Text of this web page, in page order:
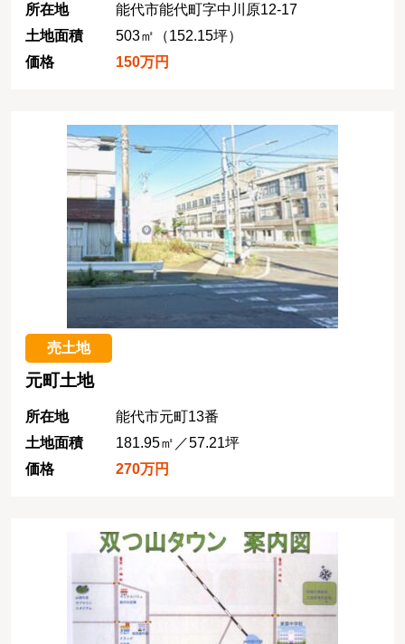
所在地
能代市能代町字中川原12-17
土地面積
503㎡（152.15坪）
価格
150万円
売土地
元町土地
所在地
能代市元町13番
土地面積
181.95㎡／57.21坪
価格
270万円